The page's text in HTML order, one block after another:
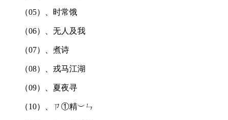
（05）、时常饿
（06）、无人及我
（07）、煮诗
（08）、戎马江湖
（09）、夏夜寻
（10）、ㄗ①精︶ㄣ